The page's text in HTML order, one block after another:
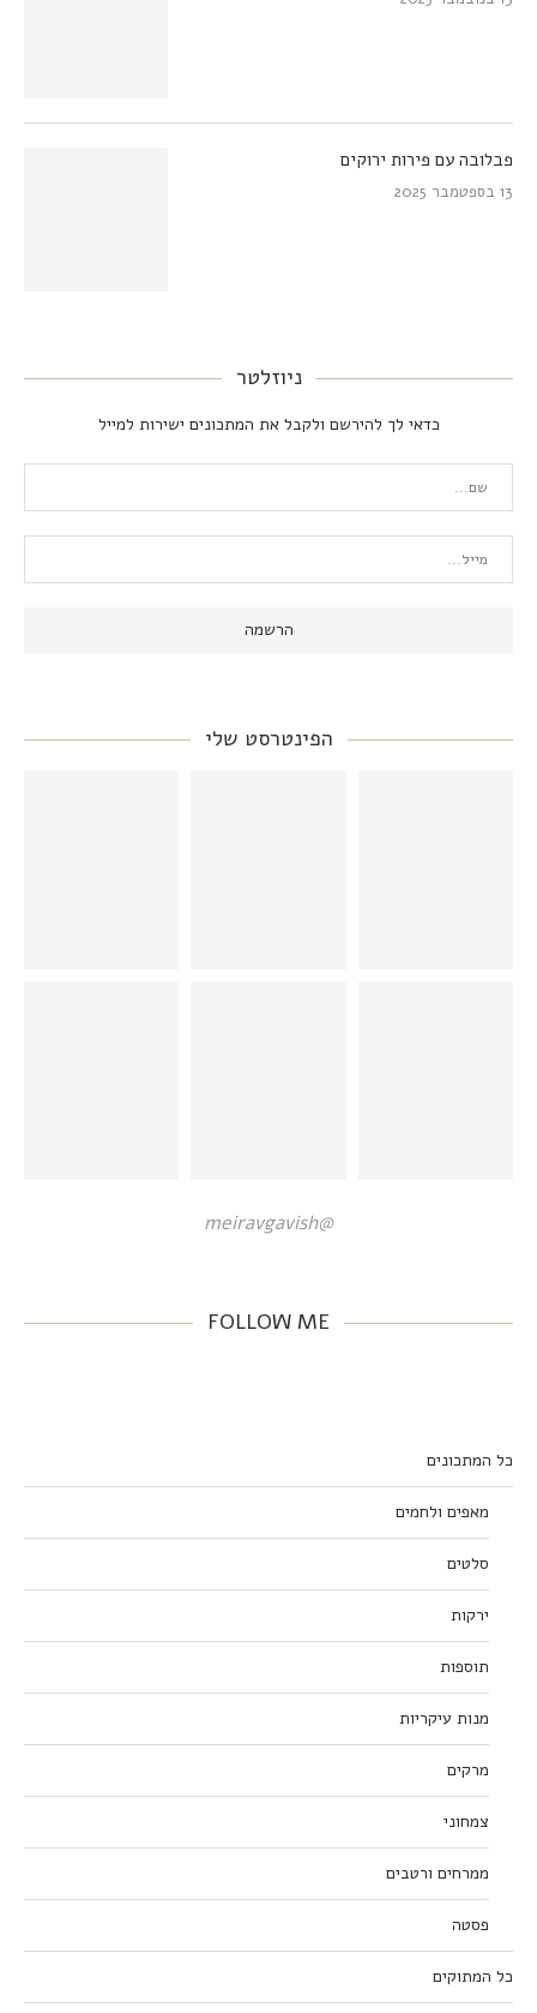
פבלובה עם פירות ירוקים
13 בספטמבר 2025
ניוזלטר
כדאי לך להירשם ולקבל את המתכונים ישירות למייל
הפינטרסט שלי
@meiravgavish
FOLLOW ME
כל המתכונים
מאפים ולחמים
סלטים
ירקות
תוספות
מנות עיקריות
מרקים
צמחוני
ממרחים ורטבים
פסטה
כל המתוקים